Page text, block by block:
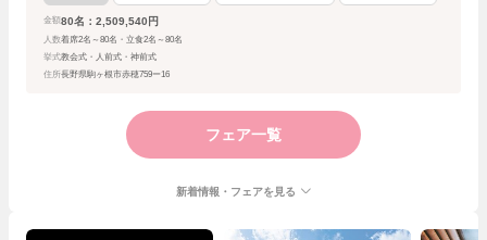
金額 80名：2,509,540円
人数着席2名～80名・立食2名～80名
挙式教会式・人前式・神前式
住所長野県駒ヶ根市赤穂759ー16
フェア一覧
新着情報・フェアを見る